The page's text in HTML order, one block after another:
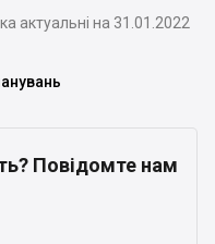
актуальні на 31.01.2022
Повідомте нам